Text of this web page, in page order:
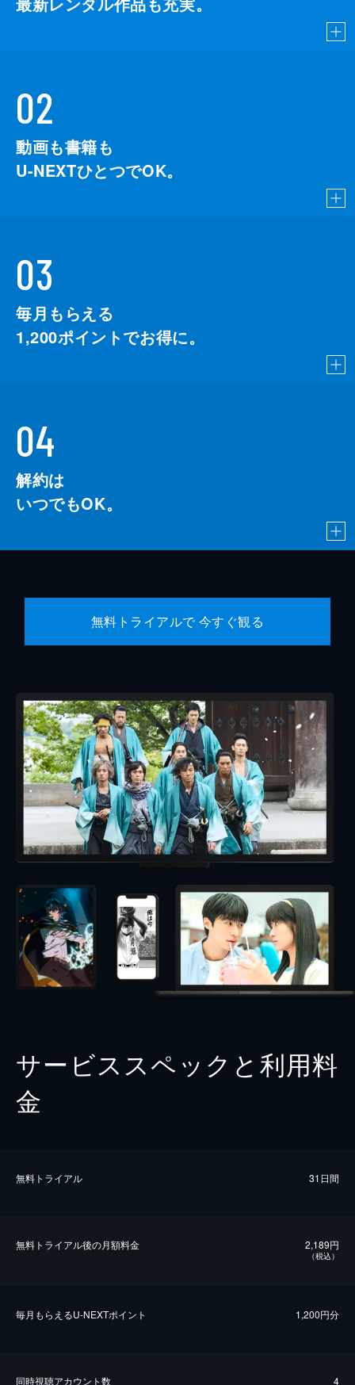
02
動画も書籍も
U-NEXTひとつでOK。
03
毎月もらえる
1,200ポイントでお得に。
04
解約は
いつでもOK。
無料トライアルで 今すぐ観る
サービススペックと利用料
金
無料トライアル 31日間
無料トライアル後の⽉額料金 2,189円
（税込）
毎⽉もらえるU-NEXTポイント 1,200円分
同時視聴アカウント数 4